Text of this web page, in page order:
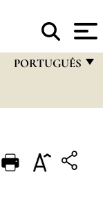
PORTUGUÊS
PORTUGUÊS